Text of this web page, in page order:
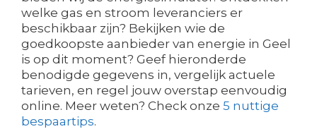
welke gas en stroom leveranciers er
beschikbaar zijn? Bekijken wie de
goedkoopste aanbieder van energie in Geel
is op dit moment? Geef hieronderde
benodigde gegevens in, vergelijk actuele
tarieven, en regel jouw overstap eenvoudig
online. Meer weten? Check onze 5 nuttige
bespaartips.